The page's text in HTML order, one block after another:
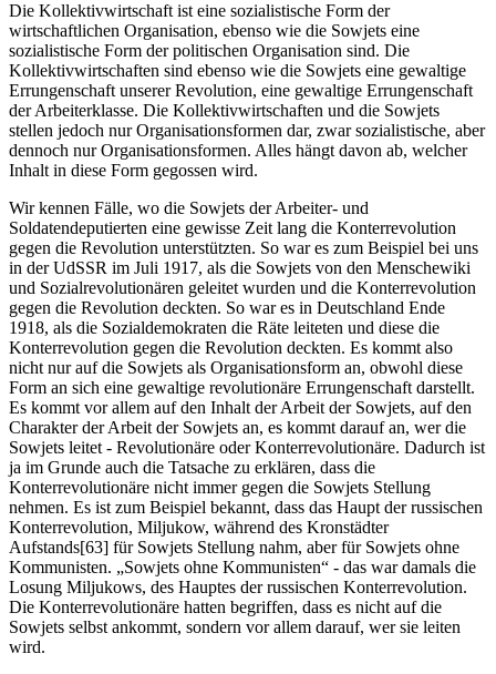
Die Kollektivwirtschaft ist eine sozialistische Form der
wirtschaftlichen Organisation, ebenso wie die Sowjets eine
sozialistische Form der politischen Organisation sind. Die
Kollektivwirtschaften sind ebenso wie die Sowjets eine gewaltige
Errungenschaft unserer Revolution, eine gewaltige Errungenschaft
der Arbeiterklasse. Die Kollektivwirtschaften und die Sowjets
stellen jedoch nur Organisationsformen dar, zwar sozialistische, aber
dennoch nur Organisationsformen. Alles hängt davon ab, welcher
Inhalt in diese Form gegossen wird.
Wir kennen Fälle, wo die Sowjets der Arbeiter- und
Soldatendeputierten eine gewisse Zeit lang die Konterrevolution
gegen die Revolution unterstützten. So war es zum Beispiel bei uns
in der UdSSR im Juli 1917, als die Sowjets von den Menschewiki
und Sozialrevolutionären geleitet wurden und die Konterrevolution
gegen die Revolution deckten. So war es in Deutschland Ende
1918, als die Sozialdemokraten die Räte leiteten und diese die
Konterrevolution gegen die Revolution deckten. Es kommt also
nicht nur auf die Sowjets als Organisationsform an, obwohl diese
Form an sich eine gewaltige revolutionäre Errungenschaft darstellt.
Es kommt vor allem auf den Inhalt der Arbeit der Sowjets, auf den
Charakter der Arbeit der Sowjets an, es kommt darauf an, wer die
Sowjets leitet - Revolutionäre oder Konterrevolutionäre. Dadurch ist
ja im Grunde auch die Tatsache zu erklären, dass die
Konterrevolutionäre nicht immer gegen die Sowjets Stellung
nehmen. Es ist zum Beispiel bekannt, dass das Haupt der russischen
Konterrevolution, Miljukow, während des Kronstädter
Aufstands[63] für Sowjets Stellung nahm, aber für Sowjets ohne
Kommunisten. „Sowjets ohne Kommunisten“ - das war damals die
Losung Miljukows, des Hauptes der russischen Konterrevolution.
Die Konterrevolutionäre hatten begriffen, dass es nicht auf die
Sowjets selbst ankommt, sondern vor allem darauf, wer sie leiten
wird.